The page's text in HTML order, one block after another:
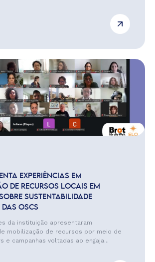
EXPERIÊNCIAS EM
DE RECURSOS LOCAIS EM
SUSTENTABILIDADE
DAS OSCS
da instituição apresentaram
mobilização de recursos por meio de
e campanhas voltadas ao engaja...